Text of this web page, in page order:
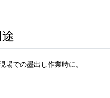
場での墨出し作業時に。